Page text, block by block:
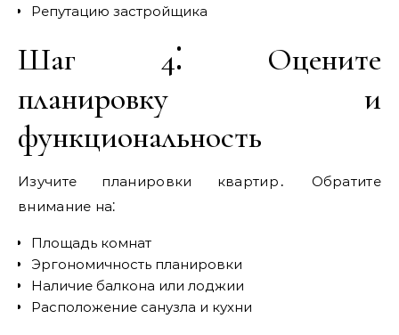
Репутацию застройщика
Шаг 4⁚ Оцените
планировку и
функциональность
Изучите планировки квартир․ Обратите
внимание на⁚
Площадь комнат
Эргономичность планировки
Наличие балкона или лоджии
Расположение санузла и кухни